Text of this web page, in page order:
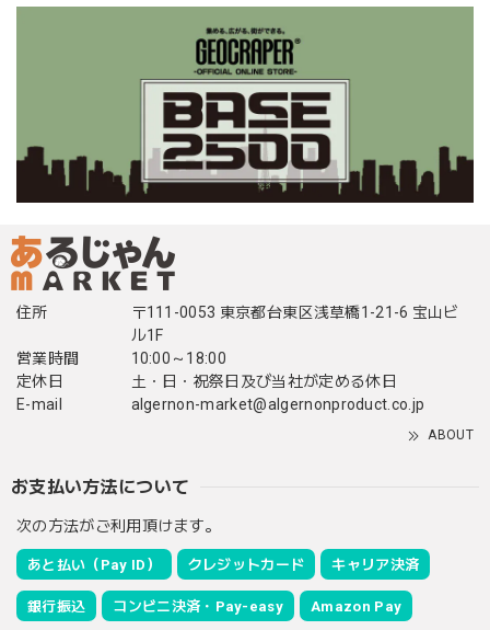
住所
〒111-0053 東京都台東区浅草橋1-21-6 宝山ビ
ル1F
営業時間
10:00～18:00
定休日
土・日・祝祭日及び当社が定める休日
E-mail
algernon-market@algernonproduct.co.jp
ABOUT
お支払い方法について
次の方法がご利用頂けます。
あと払い（Pay ID） クレジットカード キャリア決済
銀行振込 コンビニ決済・Pay-easy Amazon Pay